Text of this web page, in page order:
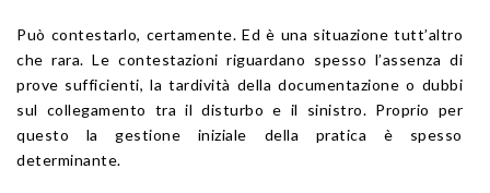
Può contestarlo, certamente. Ed è una situazione tutt’altro
che rara. Le contestazioni riguardano spesso l’assenza di
prove sufficienti, la tardività della documentazione o dubbi
sul collegamento tra il disturbo e il sinistro. Proprio per
questo la gestione iniziale della pratica è spesso
determinante.